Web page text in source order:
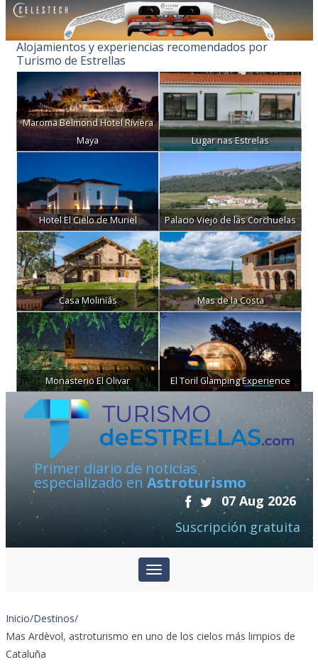
Alojamientos y experiencias recomendados por
Turismo de Estrellas
Maroma Belmond Hotel Riviera
Maya
Lugar nas Estrelas
Hotel El Cielo de Muriel Palacio Viejo de las Corchuelas
Casa Moliniás Mas de la Costa
Monasterio El Olivar El Toril Glamping Experience
Primer diario de noticias
especializado en Astroturismo
07 Aug 2026
Suscripción gratuita
Inicio/Destinos/
Mas Ardèvol, astroturismo en uno de los cielos más limpios de
Cataluña